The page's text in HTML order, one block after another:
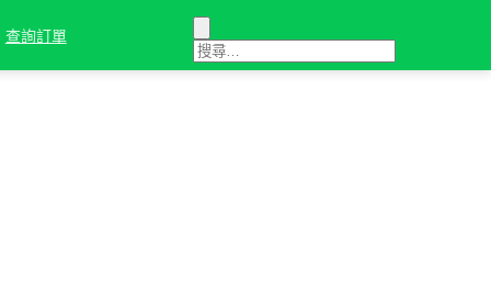
查詢訂單
建議